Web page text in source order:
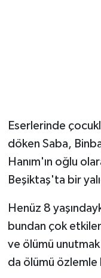
Eserlerinde
döken Saba,
Hanım'ın oğlu
Beşiktaş'ta bir
Henüz 8
bundan çok
ve ölümü unutmak
da ölümü